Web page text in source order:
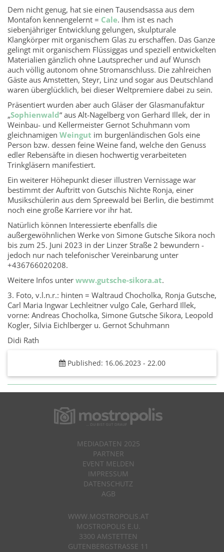
Dem nicht genug, hat sie einen Tausendsassa aus dem
Montafon kennengelernt = Cale. Ihm ist es nach
siebenjähriger Entwicklung gelungen, skulpturale
Klangkörper mit organischem Glas zu erschaffen. Das Ganze
gelingt mit organischem Flüssiggas und speziell entwickelten
Materialien gänzlich ohne Lautsprecher und auf Wunsch
auch völlig autonom ohne Stromanschluss. Die zahlreichen
Gäste aus Amstetten, Steyr, Linz und sogar aus Deutschland
waren überglücklich, bei dieser Weltpremiere dabei zu sein.
Präsentiert wurden aber auch Gläser der Glasmanufaktur
„Sophienwald“ aus Alt-Nagelberg von Gerhard Illek, der in
Weinbau- und Kellermeister Gernot Schuhmann vom
gleichnamigen Weingut im burgenländischen Gols eine
Person bzw. dessen feine Weine fand, welche den Genuss
edler Rebensäfte in diesen hochwertig verarbeiteten
Trinkgläsern manifestiert.
Ein weiterer Höhepunkt dieser illustren Vernissage war
bestimmt der Auftritt von Gutschis Nichte Ronja, einer
Musikschülerin aus dem Spreewald bei Berlin, die bestimmt
noch eine große Karriere vor ihr hat.
Natürlich können Interessierte ebenfalls die
außergewöhnlichen Werke von Simone Gutsche Sikora noch
bis zum 25. Juni 2023 in der Linzer Straße 2 bewundern -
jedoch nur nach telefonischer Vereinbarung unter
+436766020208.
Weitere Infos unter www.gutsche-sikora.at.
3. Foto, v.l.n.r.: hinten = Waltraud Chocholka, Ronja Gutsche,
Carl Maria Ingwar Lechleitner vulgo Cale, Gerhard Illek,
vorne: Andreas Chocholka, Simone Gutsche Sikora, Leopold
Kogler, Silvia Eichlberger u. Gernot Schuhmann
Didi Rath
Published: 16.06.2023 - 22.00
MEDIADATEN 2025
PARTNER
EVENT MELDEN
IMPRESSUM
DATENSCHUTZ
AGB
WWW.MOSTROPOLIS.AT
MOSTROPOLIS E.U.
3300 AMSTETTEN
GUTENBERGSTRASSE 11